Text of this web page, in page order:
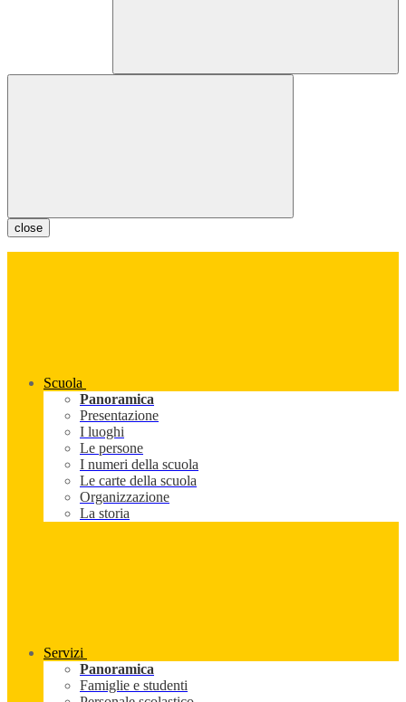
close
Scuola
Panoramica
Presentazione
I luoghi
Le persone
I numeri della scuola
Le carte della scuola
Organizzazione
La storia
Servizi
Panoramica
Famiglie e studenti